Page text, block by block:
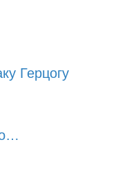
Герцогу